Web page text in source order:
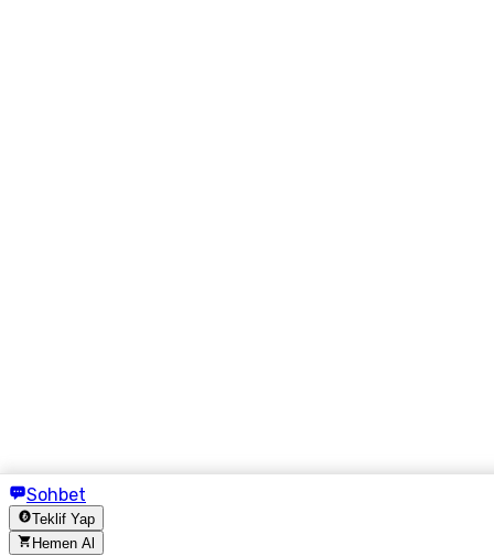
Sohbet
Teklif Yap
Hemen Al